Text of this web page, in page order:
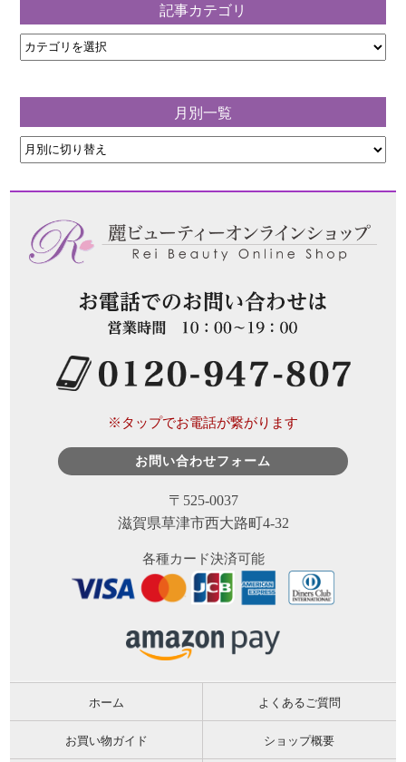
記事カテゴリ
月別一覧
※タップでお電話が繋がります
お問い合わせフォーム
〒525-0037
滋賀県草津市西大路町4-32
各種カード決済可能
ホーム よくあるご質問
お買い物ガイド ショップ概要